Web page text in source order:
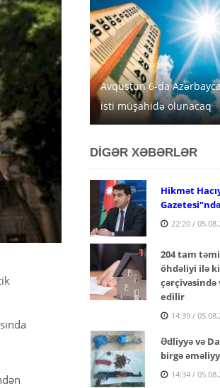
Avqustun 6-da
isti müşahidə olunacaq
DİGƏR XƏBƏRLƏR
Hikmət
22:20 /
204 tam
öhdəliyi ilə
edilir
14:39 /
Ədliyyə və
birgə
14:34 /